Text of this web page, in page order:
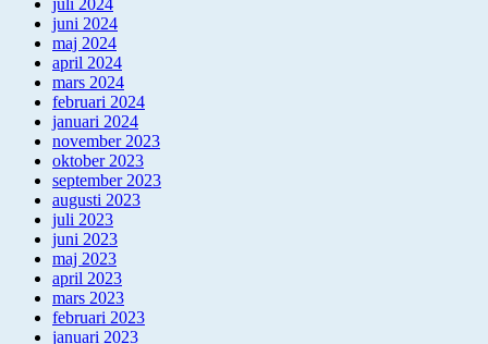
juni 2024
maj 2024
april 2024
mars 2024
februari 2024
januari 2024
november 2023
oktober 2023
september 2023
augusti 2023
juli 2023
juni 2023
maj 2023
april 2023
mars 2023
februari 2023
januari 2023